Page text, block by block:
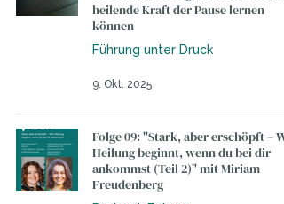
heilende Kraft der Pause lernen
können
Führung unter Druck
9. Okt. 2025
Folge 09: "Stark, aber erschöpft –
Heilung beginnt, wenn du bei dir
ankommst (Teil 2)" mit Miriam
Freudenberg